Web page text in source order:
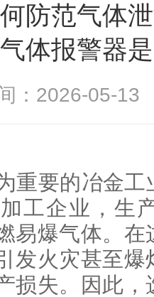
防范气体
体报警器
间：2026-05-
重要的冶金
工企业，生
易爆气体。
发火灾甚至
损失。因此